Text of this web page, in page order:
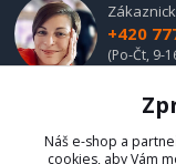
+420
(Po-Čt, 9-
Náš e-shop a
cookies, aby Vám